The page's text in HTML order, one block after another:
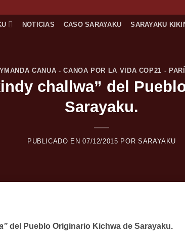
NOTICIAS CASO SARAYAKU SARAYAKU
CANUA - CANOA POR LA VIDA COP21 -
challwa” del
Sarayaku.
PUBLICADO EN07/12/2015 POR SARAYAKU
del Pueblo Originario Kichwa de Sarayaku.